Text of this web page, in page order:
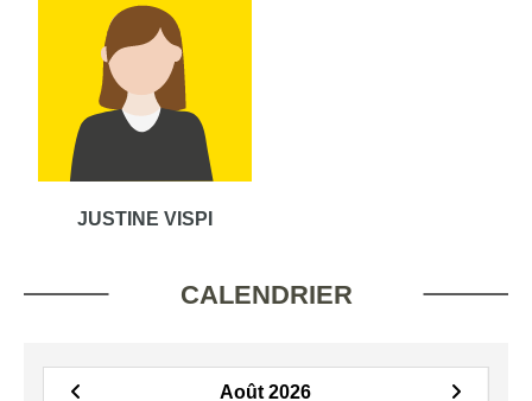
JUSTINE VISPI
CALENDRIER
Août 2026